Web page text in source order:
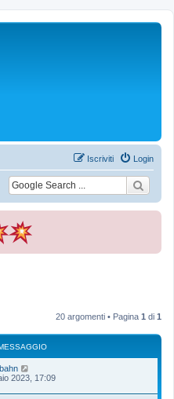
Login
Iscriviti
20 argomenti • Pagina 1 di 1
2023, 17:09